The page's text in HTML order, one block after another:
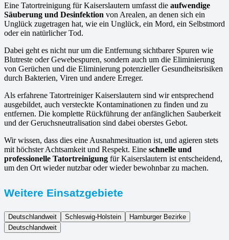
Eine Tatortreinigung für Kaiserslautern umfasst die aufwendige
Säuberung und Desinfektion von Arealen, an denen sich ein
Unglück zugetragen hat, wie ein Unglück, ein Mord, ein Selbstmord
oder ein natürlicher Tod.
Dabei geht es nicht nur um die Entfernung sichtbarer Spuren wie
Blutreste oder Gewebespuren, sondern auch um die Eliminierung
von Gerüchen und die Eliminierung potenzieller Gesundheitsrisiken
durch Bakterien, Viren und andere Erreger.
Als erfahrene Tatortreiniger Kaiserslautern sind wir entsprechend
ausgebildet, auch versteckte Kontaminationen zu finden und zu
entfernen. Die komplette Rückführung der anfänglichen Sauberkeit
und der Geruchsneutralisation sind dabei oberstes Gebot.
Wir wissen, dass dies eine Ausnahmesituation ist, und agieren stets
mit höchster Achtsamkeit und Respekt. Eine schnelle und
professionelle Tatortreinigung für Kaiserslautern ist entscheidend,
um den Ort wieder nutzbar oder wieder bewohnbar zu machen.
Weitere Einsatzgebiete
Deutschlandweit Schleswig-Holstein
Hamburger Bezirke
Deutschlandweit